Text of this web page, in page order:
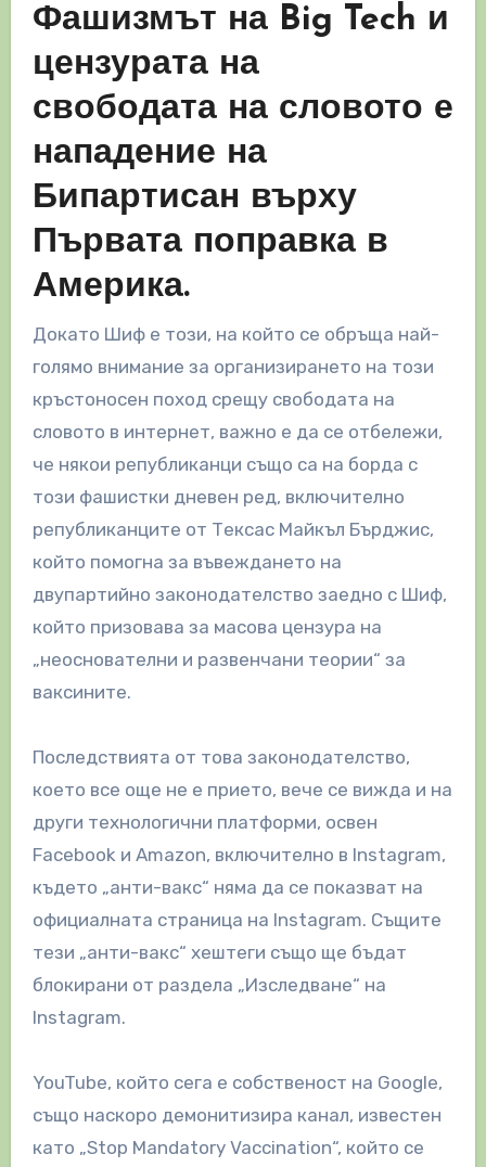
Фашизмът на Big Tech и
цензурата на
свободата на словото е
нападение на
Бипартисан върху
Първата поправка в
Америка.
Докато Шиф е този, на който се обръща най-
голямо внимание за организирането на този
кръстоносен поход срещу свободата на
словото в интернет, важно е да се отбележи,
че някои републиканци също са на борда с
този фашистки дневен ред, включително
републиканците от Тексас Майкъл Бърджис,
който помогна за въвеждането на
двупартийно законодателство заедно с Шиф,
който призовава за масова цензура на
„неоснователни и развенчани теории“ за
ваксините.
Последствията от това законодателство,
което все още не е прието, вече се вижда и на
други технологични платформи, освен
Facebook и Amazon, включително в Instagram,
където „анти-вакс“ няма да се показват на
официалната страница на Instagram. Същите
тези „анти-вакс“ хештеги също ще бъдат
блокирани от раздела „Изследване“ на
Instagram.
YouTube, който сега е собственост на Google,
също наскоро демонитизира канал, известен
като „Stop Mandatory Vaccination“, който се